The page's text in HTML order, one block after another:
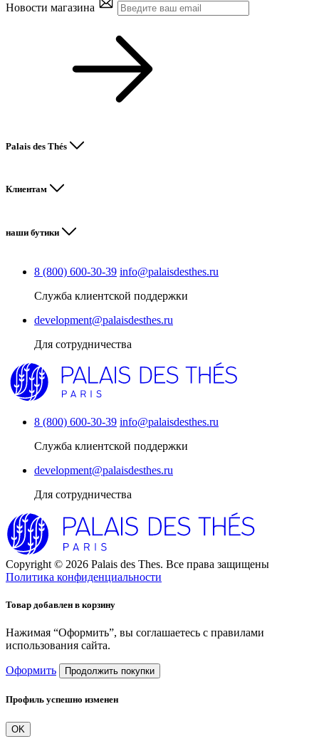
Новости магазина
Palais des Thés
Клиентам
наши бутики
8 (800) 600-30-39 info@palaisdesthes.ru
Служба клиентской поддержки
development@palaisdesthes.ru
Для сотрудничества
8 (800) 600-30-39 info@palaisdesthes.ru
Служба клиентской поддержки
development@palaisdesthes.ru
Для сотрудничества
Copyright © 2026 Palais des Thes. Все права защищены
Политика конфиденциальности
Товар добавлен в корзину
Нажимая “Оформить”, вы соглашаетесь с правилами
использования сайта.
Оформить Продолжить покупки
Профиль успешно изменен
OK